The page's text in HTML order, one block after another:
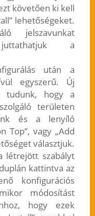
követően ki kell
lehetőségeket.
jelszavunkat
a
után a
egyszerű. Új
tudunk, hogy a
területen
és a lenyíló
Top”, vagy „Add
választjuk.
létrejött szabályt
kattintva az
konfigurációs
módosítást
hogy ezek